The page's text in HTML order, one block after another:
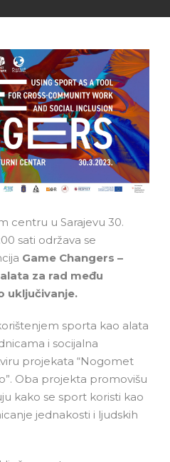
centru u Sarajevu 30.
sati održava se
Game Changers –
za rad među
uključivanje.
sporta kao alata
i socijalna
projekata “Nogomet
Oba projekta promovišu
kako se sport koristi kao
jednakosti i ljudskih